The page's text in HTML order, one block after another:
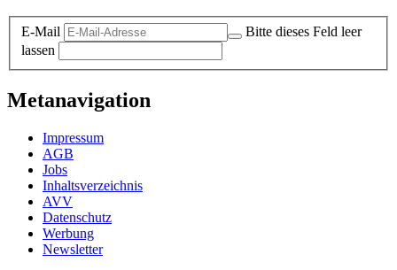
E-Mail
Bitte dieses Feld leer
lassen
Metanavigation
Impressum
AGB
Jobs
Inhaltsverzeichnis
AVV
Datenschutz
Werbung
Newsletter